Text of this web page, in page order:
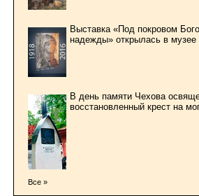
Выставка «Под покровом
надежды» открылась в музее
В день памяти Чехова
восстановленный крест на
Все »